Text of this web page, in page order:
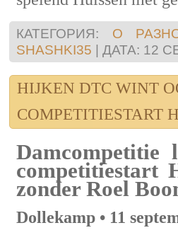
КАТЕГОРИЯ: О
SHASHKI35 | ДАТА: 12
HIJKEN DTC WINT
COMPETITIESTART
Damcompetitie
competitiestart
zonder Roel
Dollekamp • 11